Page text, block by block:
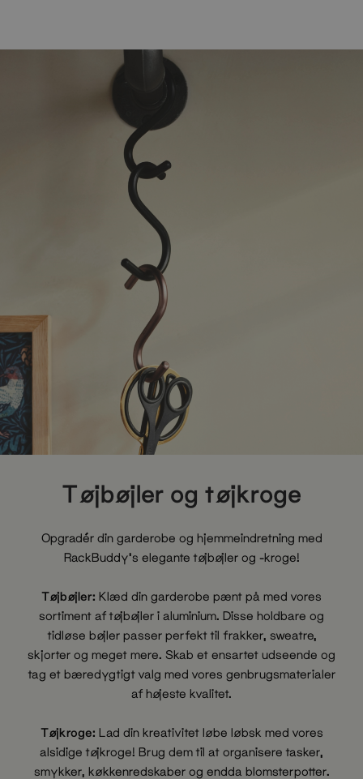
Tøjbøjler og tøjkroge
Opgradér din garderobe og hjemmeindretning med
RackBuddy's elegante tøjbøjler og -kroge!
Tøjbøjler: Klæd din garderobe pænt på med vores
sortiment af tøjbøjler i aluminium. Disse holdbare og
tidløse bøjler passer perfekt til frakker, sweatre,
skjorter og meget mere. Skab et ensartet udseende og
tag et bæredygtigt valg med vores genbrugsmaterialer
af højeste kvalitet.
Tøjkroge: Lad din kreativitet løbe løbsk med vores
alsidige tøjkroge! Brug dem til at organisere tasker,
smykker, køkkenredskaber og endda blomsterpotter.